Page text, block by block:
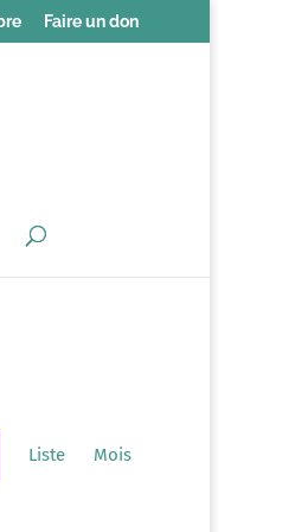
Faire un don
de
Liste Mois